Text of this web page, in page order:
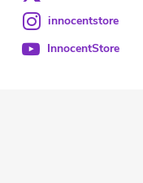
innocentstore
InnocentStore